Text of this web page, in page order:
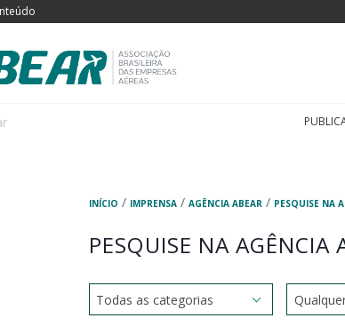
INÍCIO / IMPRENSA/ AGÊNCIA ABEAR/ PESQUISE NA
PESQUISE NA AGÊNCIA